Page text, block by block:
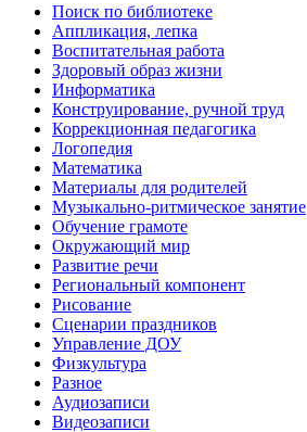
Поиск по библиотеке
Аппликация, лепка
Воспитательная работа
Здоровый образ жизни
Информатика
Конструирование, ручной труд
Коррекционная педагогика
Логопедия
Математика
Материалы для родителей
Музыкально-ритмическое занятие
Обучение грамоте
Окружающий мир
Развитие речи
Региональный компонент
Рисование
Сценарии праздников
Управление ДОУ
Физкультура
Разное
Аудиозаписи
Видеозаписи